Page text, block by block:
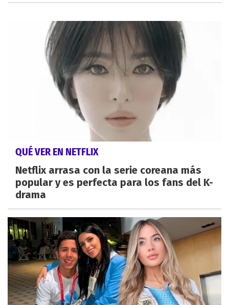
QUÉ VER EN NETFLIX
Netflix arrasa con la serie coreana más
popular y es perfecta para los fans del K-
drama